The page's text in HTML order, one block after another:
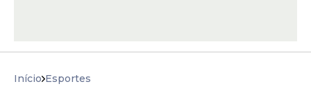
Início Esportes